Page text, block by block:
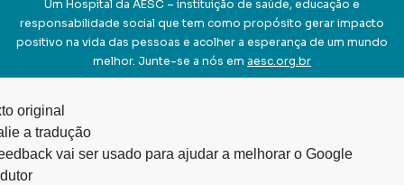
Um Hospital da AESC – instituição de saúde, educação e
responsabilidade social que tem como propósito gerar impacto
positivo na vida das pessoas e acolher a esperança de um mundo
melhor. Junte-se a nós em aesc.org.br
original
a tradução
vai ser usado para ajudar a melhorar o Google